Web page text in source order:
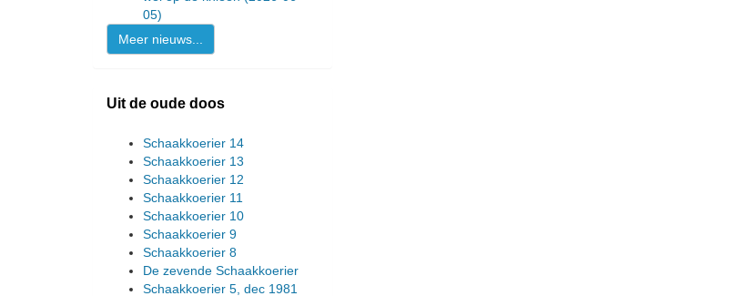
05)
Meer nieuws...
Uit de oude doos
Schaakkoerier 14
Schaakkoerier 13
Schaakkoerier 12
Schaakkoerier 11
Schaakkoerier 10
Schaakkoerier 9
Schaakkoerier 8
De zevende Schaakkoerier
Schaakkoerier 5, dec 1981